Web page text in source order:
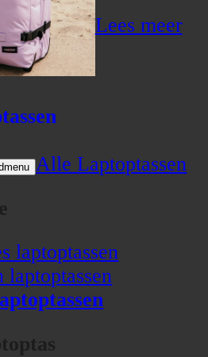
Lees meer
Alle Laptoptassen
laptoptassen
laptoptassen